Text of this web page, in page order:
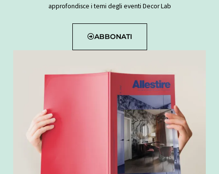
approfondisce i temi degli eventi Decor Lab
ABBONATI